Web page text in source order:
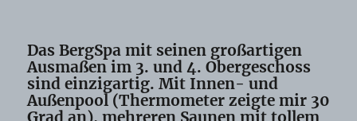
Das BergSpa mit seinen großartigen
Ausmaßen im 3. und 4. Obergeschoss
sind einzigartig. Mit Innen- und
Außenpool (Thermometer zeigte mir 30
Grad an), mehreren Saunen mit tollem